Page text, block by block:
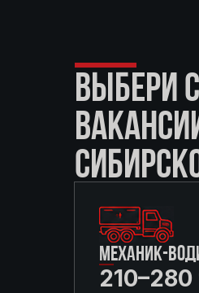
ВЫБЕРИ
МЕХАНИК-
210–280